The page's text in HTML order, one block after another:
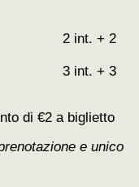
2
3
di €2 a biglietto
e unico